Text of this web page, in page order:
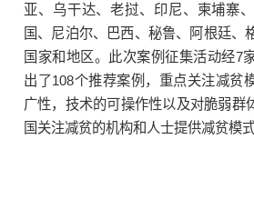
亚、乌干达、老挝、印尼、柬埔寨
国、尼泊尔、巴西、秘鲁、阿根廷、
国家和地区。此次案例征集活动经7
出了108个推荐案例，重点关注减贫
广性，技术的可操作性以及对脆弱群
国关注减贫的机构和人士提供减贫模